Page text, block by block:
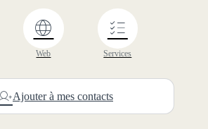
Web Services
Ajouter à mes contacts